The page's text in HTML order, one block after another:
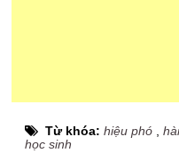
Từ khóa:hiệu phó ,
học sinh